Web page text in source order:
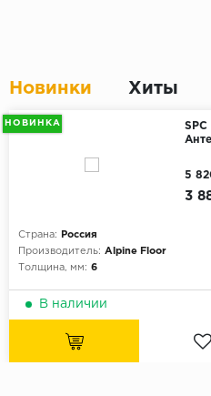
Новинки Хиты
НОВИНКА
Страна:
Россия
Производитель: Alpine Floor
Толщина, мм: 6
3
5
В наличии